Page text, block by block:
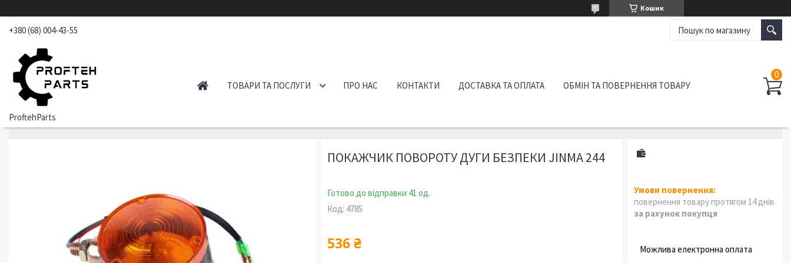
Кошик
+380 (68) 004-43-55
ProftehParts
ТОВАРИ ТА ПОСЛУГИ ПРО НАС КОНТАКТИ ДОСТАВКА ТА ОПЛАТА ОБМІН ТА ПОВЕРНЕННЯ ТОВАРУ
ПОКАЖЧИК ПОВОРОТУ ДУГИ БЕЗПЕКИ JINMA 244
Готово до відправки 41 од.
Код: 4785
536 ₴
повернення товару протягом 14 днів
за рахунок покупця